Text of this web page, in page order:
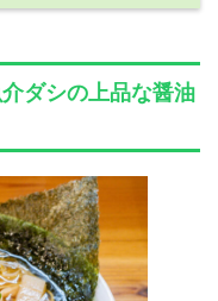
ダシの上品な醤油